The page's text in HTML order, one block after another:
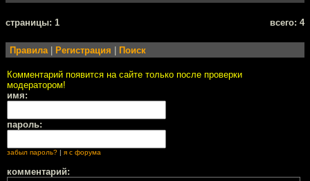
cтраницы: 1 всего: 4
Правила| Регистрация Поиск
Комментарий появится на сайте только после проверки
модератором!
имя:
пароль:
забыл пароль? | я с форума
комментарий: